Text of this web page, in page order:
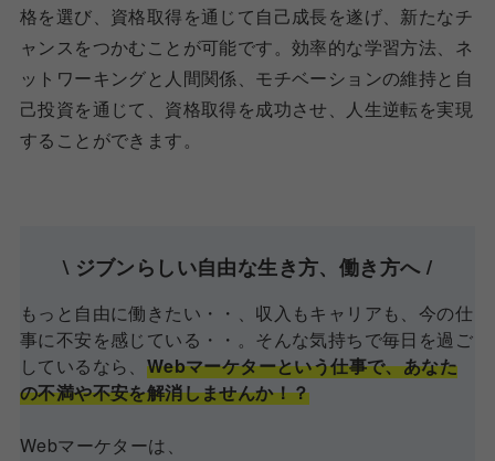
格を選び、資格取得を通じて自己成長を遂げ、新たなチ
ャンスをつかむことが可能です。効率的な学習方法、ネ
ットワーキングと人間関係、モチベーションの維持と自
己投資を通じて、資格取得を成功させ、人生逆転を実現
することができます。
\ ジブンらしい自由な生き方、働き方へ /
もっと自由に働きたい・・、収入もキャリアも、今の仕
事に不安を感じている・・。そんな気持ちで毎日を過ご
しているなら、 Webマーケターという仕事で、あなた
の不満や不安を解消しませんか！？
Webマーケターは、